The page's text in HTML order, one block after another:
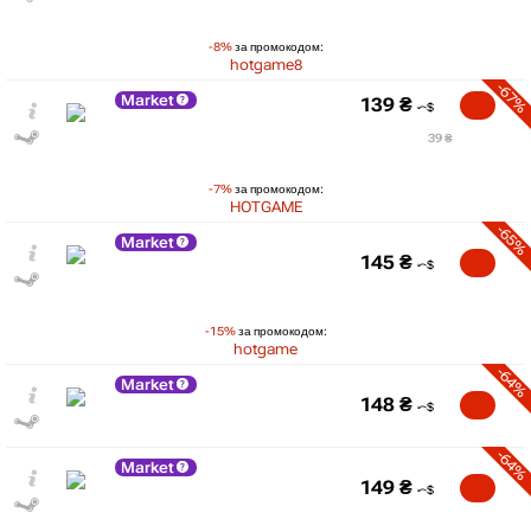
-8%за промокодом:
hotgame8
Market
-7%за промокодом:
HOTGAME
-67%
139 ₴
39 ₴
Market
-15%за промокодом:
hotgame
-65%
145 ₴
Market -64%
148 ₴
Market -64%
149 ₴